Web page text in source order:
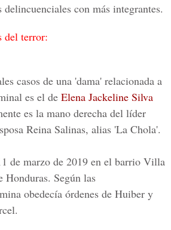
delincuenciales con más integrantes.
del terror:
casos de una 'dama' relacionada a
es el de Elena Jackeline Silva
es la mano derecha del líder
Reina Salinas, alias 'La Chola'.
de marzo de 2019 en el barrio Villa
Honduras. Según las
obedecía órdenes de Huiber y